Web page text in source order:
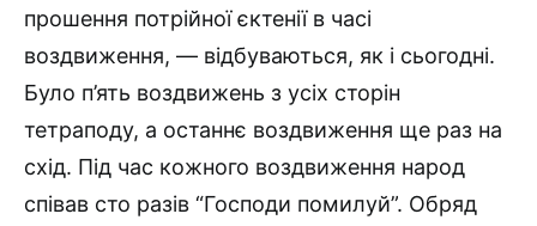
прошення потрійної єктенії в часі
воздвиження, — відбуваються, як і сьогодні.
Було п’ять воздвижень з усіх сторін
тетраподу, а останнє воздвиження ще раз на
схід. Під час кожного воздвиження народ
співав сто разів “Господи помилуй”. Обряд